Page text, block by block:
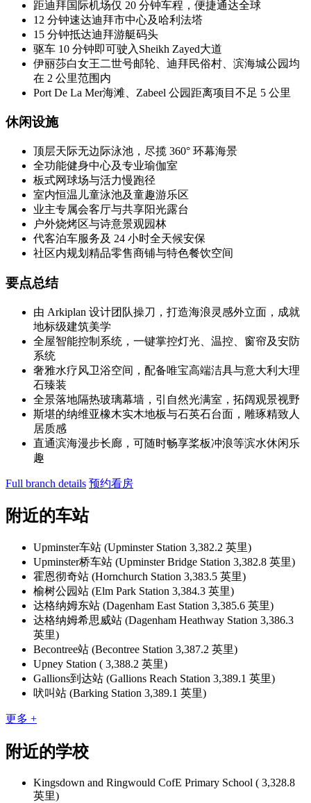
距迪拜国际机场仅 20 分钟车程，便捷通达全球
12 分钟速达迪拜市中心及哈利法塔
15 分钟抵达迪拜游艇码头
驱车 10 分钟即可驶入Sheikh Zayed大道
伊丽莎白女王二世号邮轮、迪拜民俗村、滨海城公园均
在 2 公里范围内
Port De La Mer海滩、Zabeel 公园距离项目不足 5 公里
休闲设施
顶层天际无边际泳池，尽揽 360° 环幕海景
全功能健身中心及专业瑜伽室
板式网球场与活力慢跑径
室内恒温儿童泳池及童趣游乐区
业主专属会客厅与共享阳光露台
户外烧烤区与诗意景观园林
代客泊车服务及 24 小时全天候安保
社区内规划精品零售商铺与特色餐饮空间
要点总结
由 Arkiplan 设计团队操刀，打造海浪灵感外立面，成就
地标级建筑美学
全屋智能控制系统，一键掌控灯光、温控、窗帘及安防
系统
奢雅水疗风卫浴空间，配备唯宝高端洁具与意大利大理
石臻装
全景落地隔热玻璃幕墙，引自然光满室，拓阔观景视野
斯堪的纳维亚橡木实木地板与石英石台面，雕琢精致人
居质感
直通滨海漫步长廊，可随时畅享桨板冲浪等滨水休闲乐
趣
Full branch details 预约看房
附近的车站
Upminster车站 (Upminster Station 3,382.2 英里)
Upminster桥车站 (Upminster Bridge Station 3,382.8 英里)
霍恩彻奇站 (Hornchurch Station 3,383.5 英里)
榆树公园站 (Elm Park Station 3,384.3 英里)
达格纳姆东站 (Dagenham East Station 3,385.6 英里)
达格纳姆希思威站 (Dagenham Heathway Station 3,386.3
英里)
Becontree站 (Becontree Station 3,387.2 英里)
Upney Station ( 3,388.2 英里)
Gallions到达站 (Gallions Reach Station 3,389.1 英里)
吠叫站 (Barking Station 3,389.1 英里)
更多 +
附近的学校
Kingsdown and Ringwould CofE Primary School ( 3,328.8
英里)